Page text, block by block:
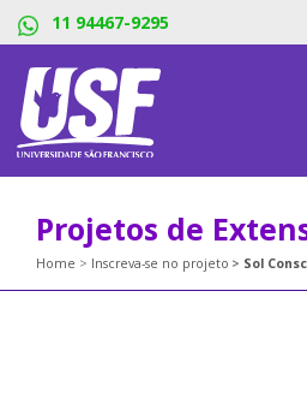
11 94467-9295
Projetos de
Home Inscreva-se no projeto Sol Consciente: